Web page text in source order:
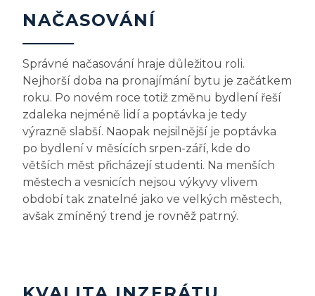
NAČASOVÁNÍ
Správné načasování hraje důležitou roli.
Nejhorší doba na pronajímání bytu je začátkem
roku. Po novém roce totiž změnu bydlení řeší
zdaleka nejméně lidí a poptávka je tedy
výrazně slabší. Naopak nejsilnější je poptávka
po bydlení v měsících srpen-září, kde do
větších měst přicházejí studenti. Na menších
městech a vesnicích nejsou výkyvy vlivem
období tak znatelné jako ve velkých městech,
avšak zmíněný trend je rovněž patrný.